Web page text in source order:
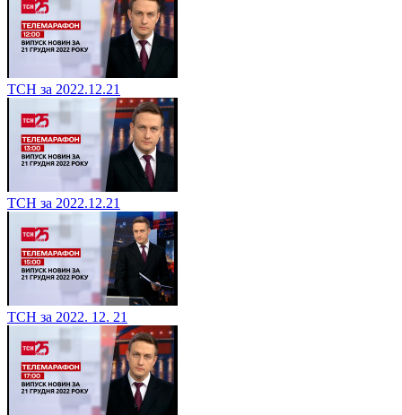
ТСН за 2022.12.21
ТСН за 2022.12.21
ТСН за 2022. 12. 21